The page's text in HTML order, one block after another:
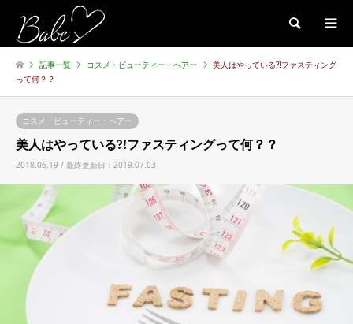
検索
記事一覧 コスメ・ビューティー・ヘアー
美人はやっている?!ファスティング
って何？？
コスメ・ビューティー・ヘアー
美人はやっている?!ファスティングって何？？
2018.06.19 / 最終更新日：2019.07.03